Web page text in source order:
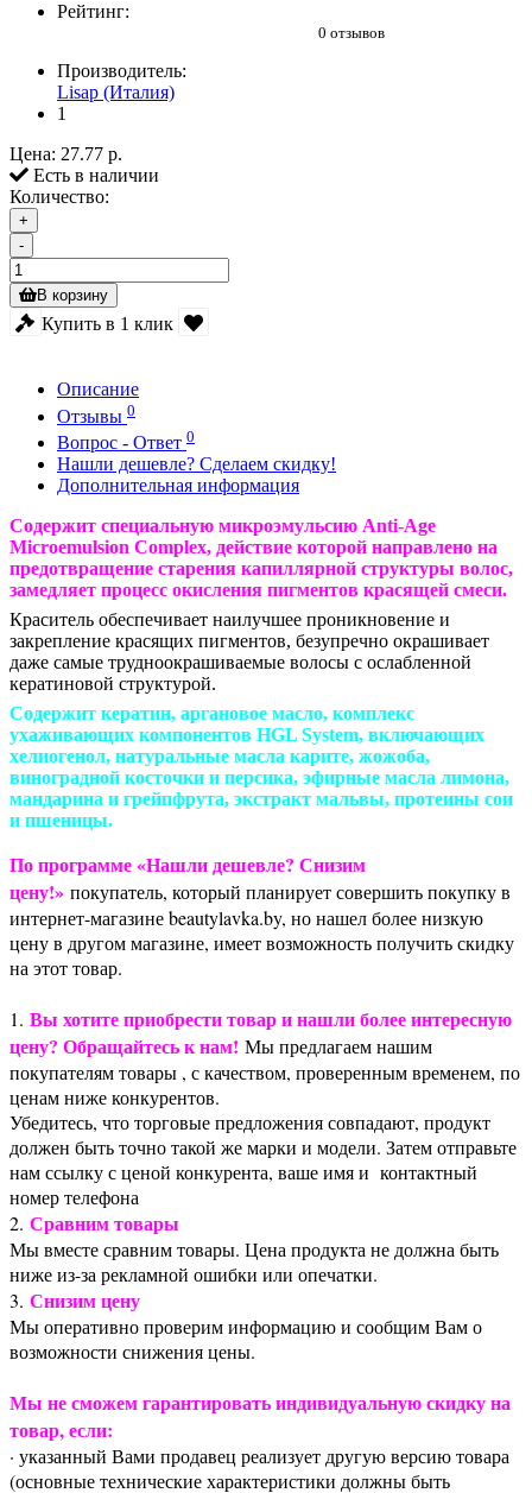
Рейтинг:
0 отзывов
Производитель:
Lisap (Италия)
1
Цена: 27.77 р.
Есть в наличии
Количество:
+
-
В корзину
Купить в 1 клик
Описание
Отзывы 0
Вопрос - Ответ 0
Нашли дешевле? Сделаем скидку!
Дополнительная информация
Cодержит специальную микроэмульсию Anti-Age
Microemulsion Complex, действие которой направлено на
предотвращение старения капиллярной структуры волос,
замедляет процесс окисления пигментов красящей смеси.
Краситель обеспечивает наилучшее проникновение и
закрепление красящих пигментов, безупречно окрашивает
даже самые трудноокрашиваемые волосы с ослабленной
кератиновой структурой.
Содержит кератин, аргановое масло, комплекс
ухаживающих компонентов HGL System, включающих
хелиогенол, натуральные масла карите, жожоба,
виноградной косточки и персика, эфирные масла лимона,
мандарина и грейпфрута, экстракт мальвы, протеины сои
и пшеницы.
По программе «Нашли дешевле? Снизим
цену!» покупатель, который планирует совершить покупку в
интернет-магазине beautylavka.by, но нашел более низкую
цену в другом магазине, имеет возможность получить скидку
на этот товар.
1. Вы хотите приобрести товар и нашли более интересную
цену? Обращайтесь к нам! Мы предлагаем нашим
покупателям товары , с качеством, проверенным временем, по
ценам ниже конкурентов.
Убедитесь, что торговые предложения совпадают, продукт
должен быть точно такой же марки и модели. Затем отправьте
нам ссылку с ценой конкурента, ваше имя и контактный
номер телефона
2. Сравним товары
Мы вместе сравним товары. Цена продукта не должна быть
ниже из-за рекламной ошибки или опечатки.
3. Снизим цену
Мы оперативно проверим информацию и сообщим Вам о
возможности снижения цены.
Мы не сможем гарантировать индивидуальную скидку на
товар, если:
· указанный Вами продавец реализует другую версию товара
(основные технические характеристики должны быть